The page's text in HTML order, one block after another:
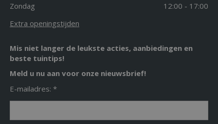
Zondag
12:00 - 17:00
Extra openingstijden
Mis niet langer de leukste acties, aanbiedingen en
beste tuintips!
Meld u nu aan voor onze nieuwsbrief!
E-mailadres: *